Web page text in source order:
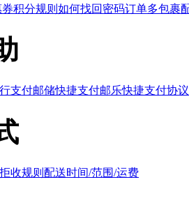
积分规则 如何找回密码订单多包裹
支付邮储快捷支付邮乐快捷支付协议
收规则 配送时间/范围/运费